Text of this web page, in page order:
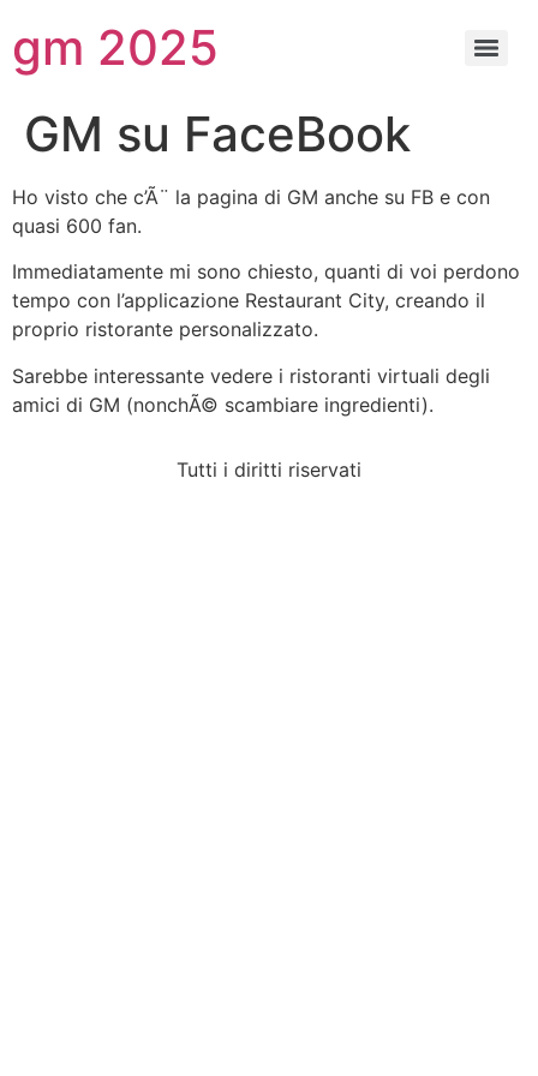
gm 2025
GM su FaceBook
Ho visto che c’Ã¨ la pagina di GM anche su FB e con
quasi 600 fan.
Immediatamente mi sono chiesto, quanti di voi perdono
tempo con l’applicazione Restaurant City, creando il
proprio ristorante personalizzato.
Sarebbe interessante vedere i ristoranti virtuali degli
amici di GM (nonchÃ© scambiare ingredienti).
Tutti i diritti riservati